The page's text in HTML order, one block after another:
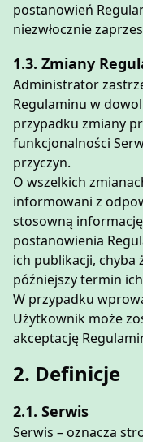
postanowień
niezwłocznie
1.3. Zmiany
Administrator
Regulaminu w
przypadku zmiany
funkcjonalności
przyczyn.
O wszelkich
informowani z
stosowną
postanowienia
ich publikacji,
późniejszy termin
W przypadku
Użytkownik może
akceptację
2. Definicje
2.1. Serwis
Serwis – oznacza